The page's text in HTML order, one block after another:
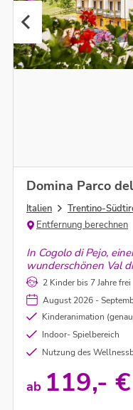
Domina Parco
Italien Trentino-
Entfernung berechnen
In Cogolo di Pejo,
wunderschönen Val
komfortabler
Urlaub voller
Erinnerungen
2 Kinder bis 7 Jahre frei
August 2026 -
Kinderanimation
Indoor- Spielbereich
Nutzung des Wellnessbereichs
ab 119,- €